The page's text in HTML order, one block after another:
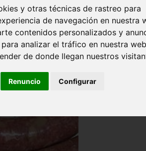
y otras técnicas de rastreo para
de navegación en nuestra
contenidos personalizados y
analizar el tráfico en nuestra
de donde llegan nuestros
Renuncio Configurar
y avesBebidas
a las uvas
manera distinta de disfrutarlas.